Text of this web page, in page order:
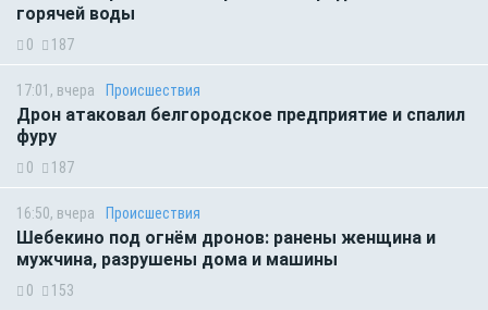
горячей воды
0 187
17:01, вчера Происшествия
Дрон атаковал белгородское предприятие и спалил
фуру
0 187
16:50, вчера Происшествия
Шебекино под огнём дронов: ранены женщина и
мужчина, разрушены дома и машины
0 153